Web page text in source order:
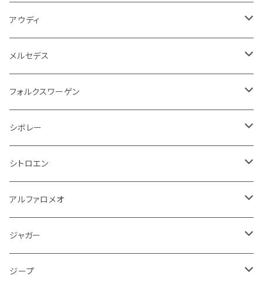
ルノー
キャデラック
アストンマーティン
シボレー
フォード
アルファロメオ
ミニ
シトロエン
シボレー
シトロエン
アルファロメオ
ランドローバー
フィアット
クライスラー
アストンマーティン
プジョー
シボレー
クライスラー
シトロエン
フィアット
ヒュンダイ
ジャガー
ジープ
ランドローバー
シフトレバー
センターコンソール
ステアリングホイール
ステアリング
パワーステアリング系
エンジン
エンジンVベルト
オイルフィルター
ラジエーター
クーラント
ミッション
ドライブシャフト
サスペンション
ハスクバーナ
ロイヤルエンフィールド
キムコ
SYM
収納用品
インテリア系
灰皿・ゴミ箱
ドリンクホルダー
キャブレター
その他
アクセルブレーキペダル
オイルクーラー
ケーブル系
吸気系
ラジエーター
ミラー
フェンダー
ギアシフト系
ミラー
サイドミラー
トランクマット
タンドラ
エンジン系部品
スポイラー
ワイパー系
バンパー
外装系
バイク ブレーキクラッチレバー
バイク 収納
バイク ハンドル系
バイク ハンドル系
エンジン系
エンジンカバー
足回り系
サスペンション
ライト系
インパネ周り
その他
トランクマット
足回り
サスペンション
フェンダー
バンパー
ライト系
ヘッドライト
トランクマット
運転席周り
アームレスト
足回り
サスペンション
ワイパー
その他
足回り系
フェンダー
トランクマット
シートカバー
フロアマット
オーディオ系
サイドミラー
ハンドル系
その他
リアバンパー
トランクマット
タイヤ回り
アウディ
フロアマット
プラグ系
イグニッションコイル
ブレーキ系
アンチロックブレーキ
運転席周り
アームレスト
冷却系
クーラント
フェンダー
ワイパー
メルセデス
フロアマット
リアバンパー
その他
フォルクスワーゲン
フロアマット
プラグ系
イグニッションコイル
ブレーキ系
アンチロックブレーキ
冷却系
クーラント
タンク系
シボレー
フロアマット
その他
運転席周り
アームレスト
ワイパー
シトロエン
フロアマット
その他
ライト系
アルファロメオ
フロアマット
ワイパー
ジャガー
フロアマット
ジープ